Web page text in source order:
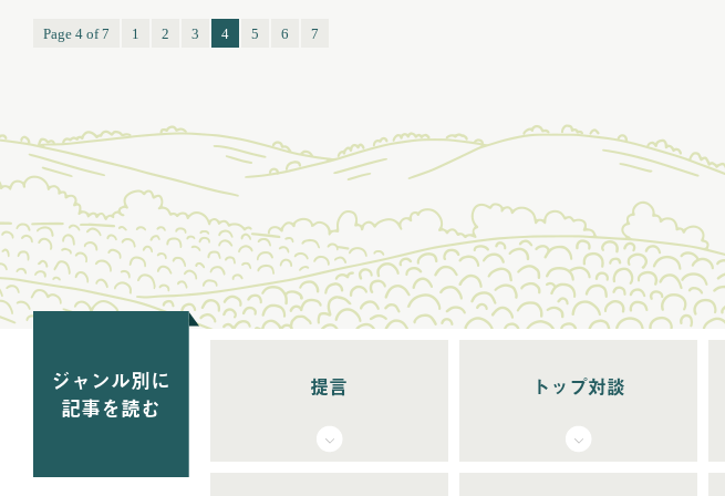
Page 4 of 7 1 2 3 4 5 6 7
ジャンル別に
記事を読む
提言 トップ対談